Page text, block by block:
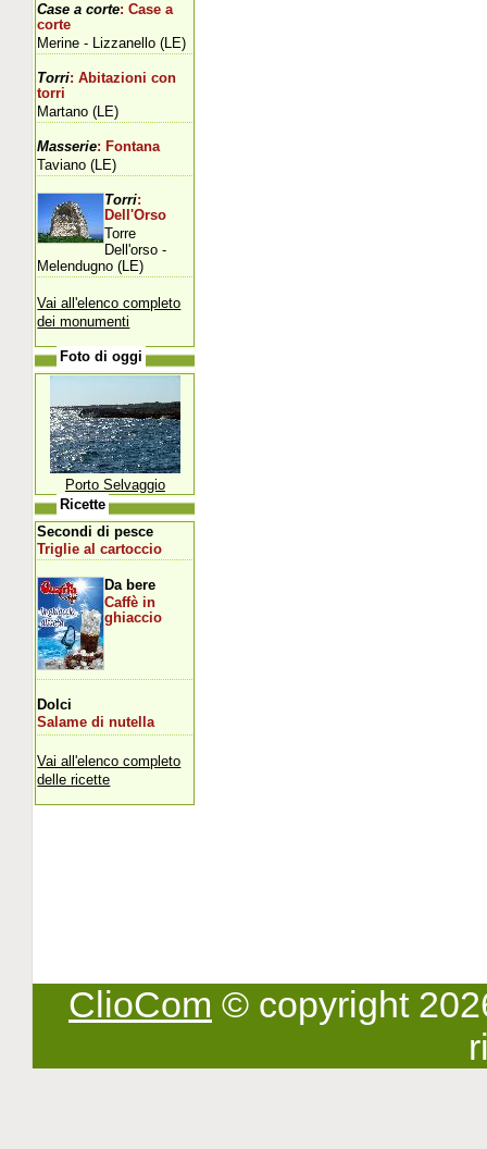
Case a corte: Case a
corte
Merine - Lizzanello (LE)
Torri: Abitazioni con
torri
Martano (LE)
Masserie: Fontana
Taviano (LE)
Torri:
Dell'Orso
Torre
Dell'orso -
Melendugno (LE)
Vai all'elenco completo
dei monumenti
Foto di oggi
Porto Selvaggio
Ricette
Secondi di pesce
Triglie al cartoccio
Da bere
Caffè in
ghiaccio
Dolci
Salame di nutella
Vai all'elenco completo
delle ricette
ClioCom © copyright